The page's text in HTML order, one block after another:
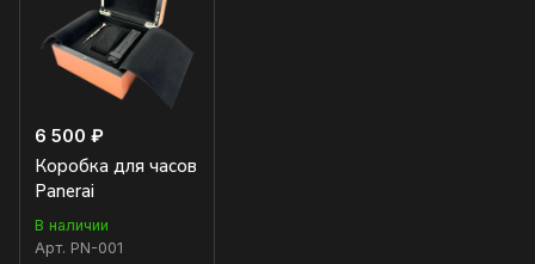
6 500 ₽
Коробка для часов
Panerai
В наличии
Арт. PN-001